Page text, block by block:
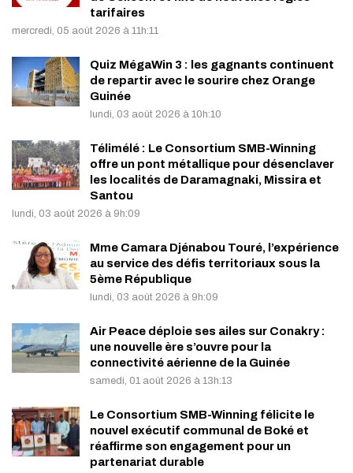
tarifaires
mercredi, 05 août 2026 à 11h:11
Quiz MégaWin 3 : les gagnants continuent
de repartir avec le sourire chez Orange
Guinée
lundi, 03 août 2026 à 10h:10
Télimélé : Le Consortium SMB-Winning
offre un pont métallique pour désenclaver
les localités de Daramagnaki, Missira et
Santou
lundi, 03 août 2026 à 9h:09
Mme Camara Djénabou Touré, l’expérience
au service des défis territoriaux sous la
5ème République
lundi, 03 août 2026 à 9h:09
Air Peace déploie ses ailes sur Conakry :
une nouvelle ère s’ouvre pour la
connectivité aérienne de la Guinée
samedi, 01 août 2026 à 13h:13
Le Consortium SMB-Winning félicite le
nouvel exécutif communal de Boké et
réaffirme son engagement pour un
partenariat durable